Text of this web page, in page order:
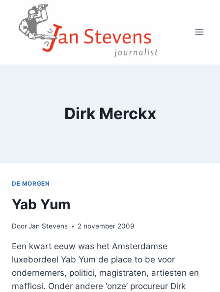
Doorgaan
inhoud
Dirk Merckx
DE MORGEN
Yab Yum
DoorJan Stevens 2 november 2009
Een kwart eeuw was het Amsterdamse
luxebordeel Yab Yum de place to be voor
ondernemers, politici, magistraten, artiesten en
maffiosi. Onder andere ‘onze’ procureur Dirk